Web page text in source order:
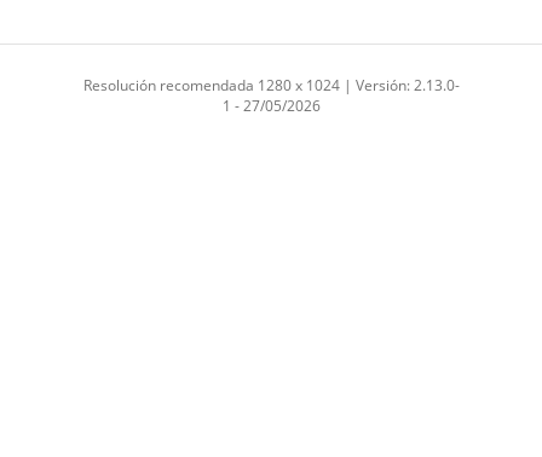
Resolución recomendada 1280 x 1024 | Versión: 2.13.0-
1 - 27/05/2026